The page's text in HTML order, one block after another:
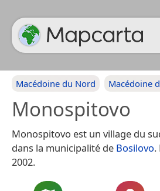
Macédoine du Nord Macédoine
Monospitovo
Monospitovo est un village du
dans la municipalité de Bosilovo.
2002.